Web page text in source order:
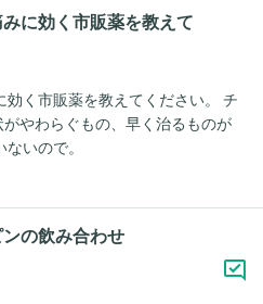
4回目の接種まで何ら問題なく、
うものでした。 ４．この報道が
い後遺症が出るケースがあるこ
を逡巡しています。 先生方が身
たら、どのようなアドバイスを
願いします。
に効く市販薬を教えて
く市販薬を教えてください。 チ
いので。
の飲み合わせ